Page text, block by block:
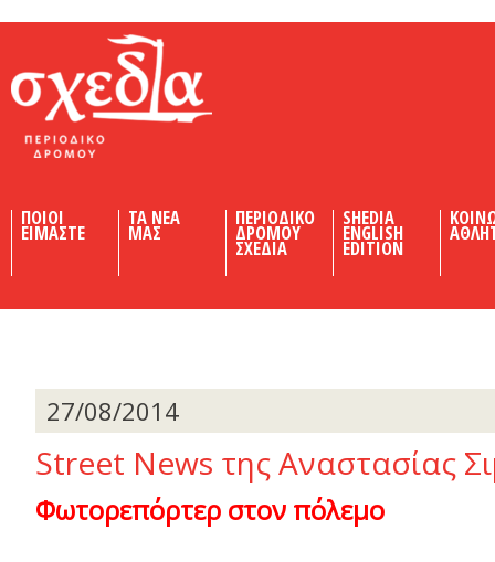
ΠΟΙΟΙ
ΕΙΜΑΣΤΕ
ΤΑ ΝΕΑ
ΜΑΣ
ΠΕΡΙΟΔΙΚΟ
ΔΡΟΜΟΥ
ΣΧΕΔΙΑ
SHEDIA
ENGLISH
EDITION
27/08/2014
Street News της Αναστασίας
Φωτορεπόρτερ στον πόλεµο